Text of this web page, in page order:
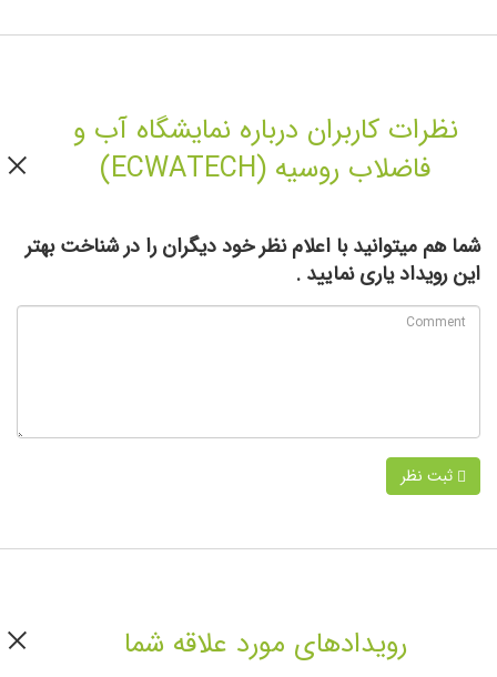
نظرات کاربران درباره نمایشگاه آب و
فاضلاب روسیه (ECWATECH)
شما هم میتوانید با اعلام نظر خود دیگران را در شناخت بهتر
این رویداد یاری نمایید .
ثبت نظر
رویدادهای مورد علاقه شما